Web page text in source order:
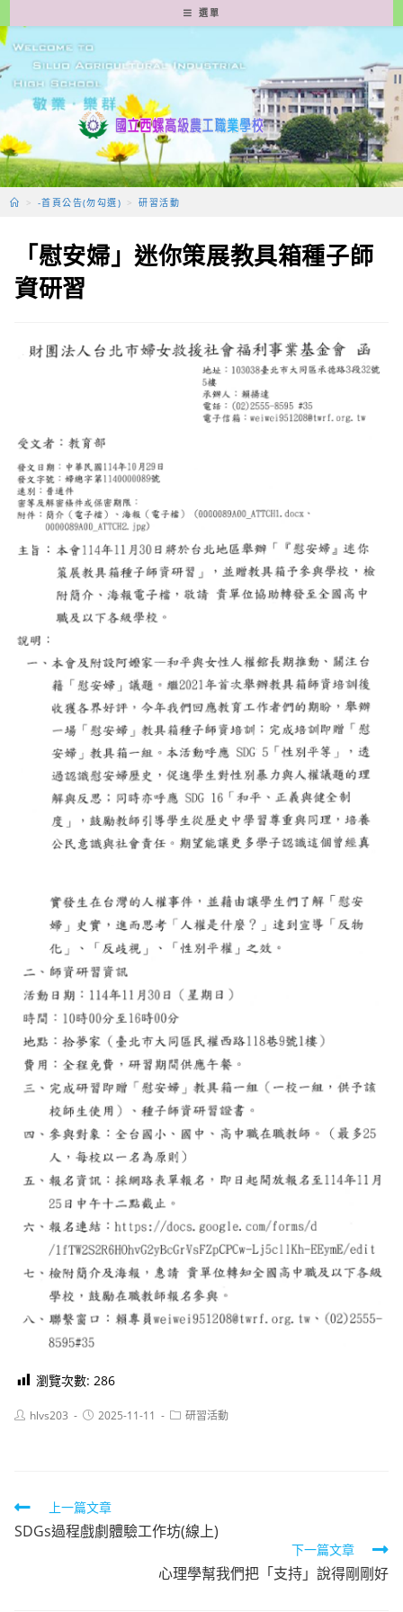
轉
至
要
容
選單
> -首頁公告(勿勾選) > 研習活動
「慰安婦」迷你策展教具箱種子師
資研習
瀏覽次數: 286
Posthlvs203
Post2025-11-11
Post研習活動
Read
more
上一篇文章
SDGs過程戲劇體驗工作坊(線上)
下一篇文章
心理學幫我們把「支持」說得剛剛好